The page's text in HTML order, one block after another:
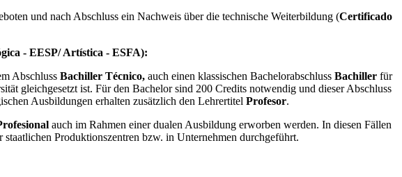
und nach Abschluss ein Nachweis über die technische Weiterbildung (Certificado
- EESP/ Artística - ESFA):
Abschluss Bachiller Técnico, auch einen klassischen Bachelorabschluss Bachiller für
gleichgesetzt ist. Für den Bachelor sind 200 Credits notwendig und dieser Abschluss
Ausbildungen erhalten zusätzlich den Lehrertitel Profesor.
auch im Rahmen einer dualen Ausbildung erworben werden. In diesen Fällen
Produktionszentren bzw. in Unternehmen durchgeführt.